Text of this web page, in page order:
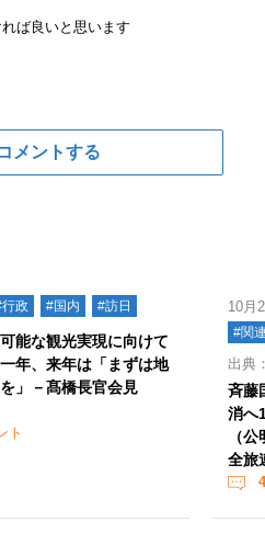
ば良いと思います
メントする
政 #国内 #訪日
能な観光実現に向けて
年、来年は「まずは地
」－髙橋長官会見
ト
10月
#関
出典
斉藤
消へ
（
全旅